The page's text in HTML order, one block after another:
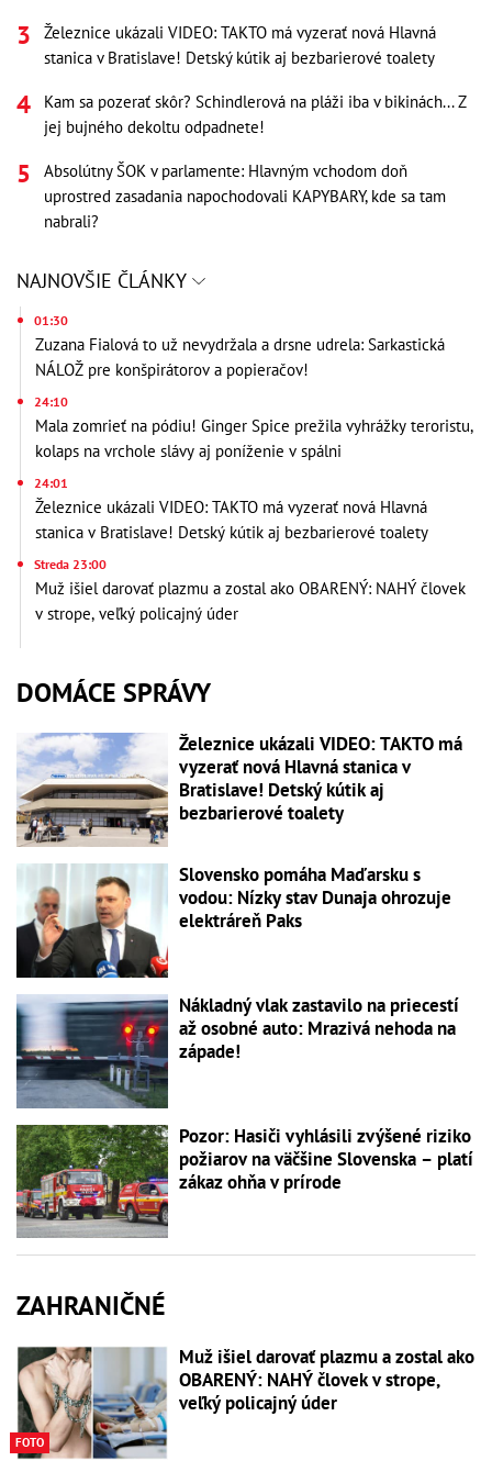
Železnice ukázali VIDEO: TAKTO má vyzerať nová Hlavná
stanica v Bratislave! Detský kútik aj bezbarierové toalety
Kam sa pozerať skôr? Schindlerová na pláži iba v bikinách... Z
jej bujného dekoltu odpadnete!
Absolútny ŠOK v parlamente: Hlavným vchodom doň
uprostred zasadania napochodovali KAPYBARY, kde sa tam
nabrali?
NAJNOVŠIE ČLÁNKY
01:30
Zuzana Fialová to už nevydržala a drsne udrela: Sarkastická
NÁLOŽ pre konšpirátorov a popieračov!
24:10
Mala zomrieť na pódiu! Ginger Spice prežila vyhrážky teroristu,
kolaps na vrchole slávy aj poníženie v spálni
24:01
Železnice ukázali VIDEO: TAKTO má vyzerať nová Hlavná
stanica v Bratislave! Detský kútik aj bezbarierové toalety
Streda 23:00
Muž išiel darovať plazmu a zostal ako OBARENÝ: NAHÝ človek
v strope, veľký policajný úder
DOMÁCE SPRÁVY
Železnice ukázali VIDEO: TAKTO má
vyzerať nová Hlavná stanica v
Bratislave! Detský kútik aj
bezbarierové toalety
Slovensko pomáha Maďarsku s
vodou: Nízky stav Dunaja ohrozuje
elektráreň Paks
Nákladný vlak zastavilo na priecestí
až osobné auto: Mrazivá nehoda na
západe!
Pozor: Hasiči vyhlásili zvýšené riziko
požiarov na väčšine Slovenska – platí
zákaz ohňa v prírode
ZAHRANIČNÉ
FOTO
Muž išiel darovať plazmu a zostal ako
OBARENÝ: NAHÝ človek v strope,
veľký policajný úder